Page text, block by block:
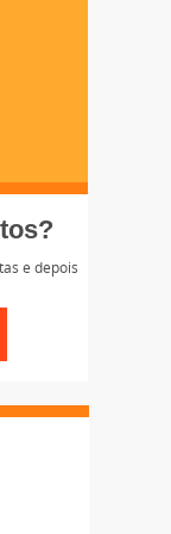
e depois